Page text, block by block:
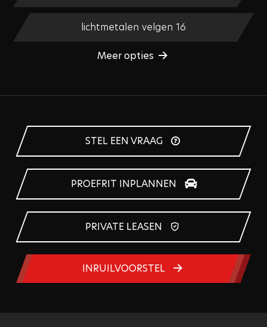
lichtmetalen velgen 16
Meer opties
STEL EEN VRAAG
PROEFRIT INPLANNEN
PRIVATE LEASEN
INRUILVOORSTEL